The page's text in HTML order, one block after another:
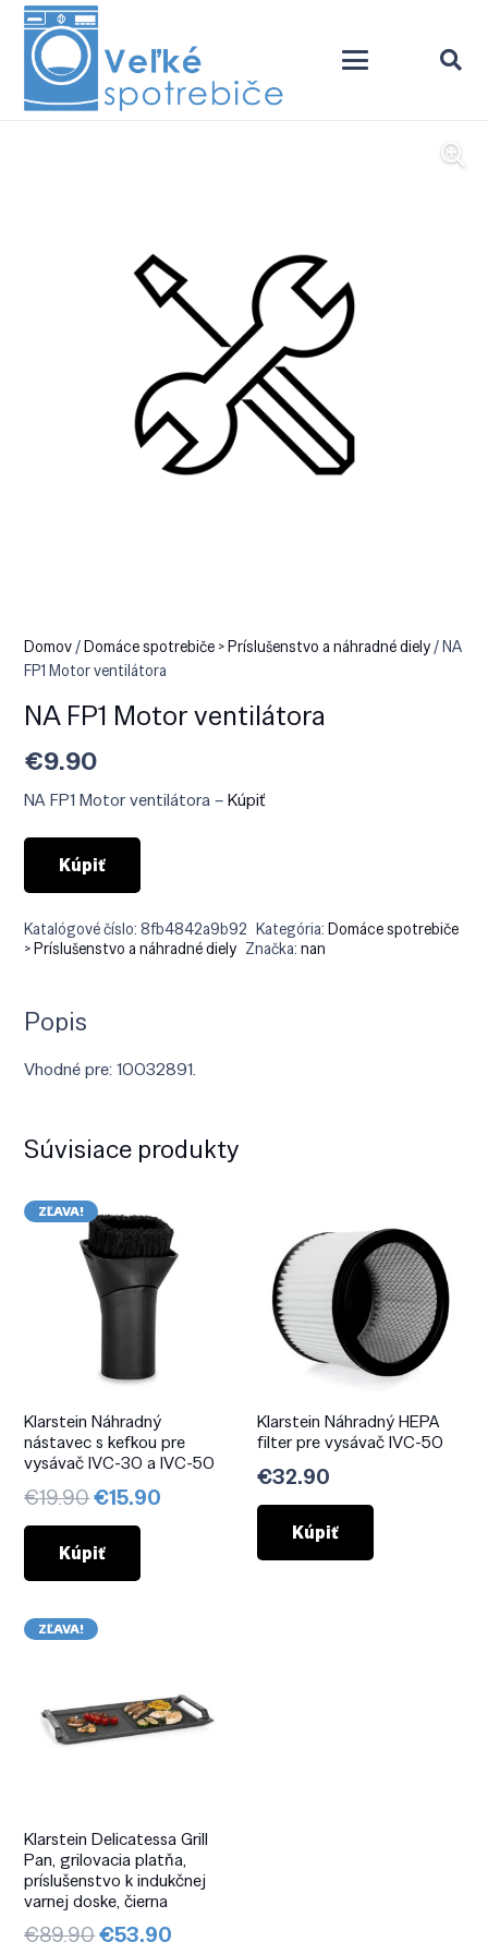
Domov/Domáce spotrebiče > Príslušenstvo a náhradné diely/ NA
FP1 Motor ventilátora
NA FP1 Motor ventilátora
€9.90
NA FP1 Motor ventilátora –Kúpiť
Kúpiť
Katalógové číslo:8fb4842a9b92 Kategória:Domáce spotrebiče
> Príslušenstvo a náhradné diely Značka:nan
Popis
Vhodné pre: 10032891.
Súvisiace produkty
ZĽAVA!
Klarstein Náhradný
nástavec s kefkou pre
vysávač IVC-30 a IVC-50
€19.90Pôvodná
cena
bola:
€19.90.
€15.90
Kúpiť
Klarstein Náhradný HEPA
filter pre vysávač IVC-50
€32.90
Kúpiť
ZĽAVA!
Klarstein Delicatessa Grill
Pan, grilovacia platňa,
príslušenstvo k indukčnej
varnej doske, čierna
€89.90Pôvodná
€53.90